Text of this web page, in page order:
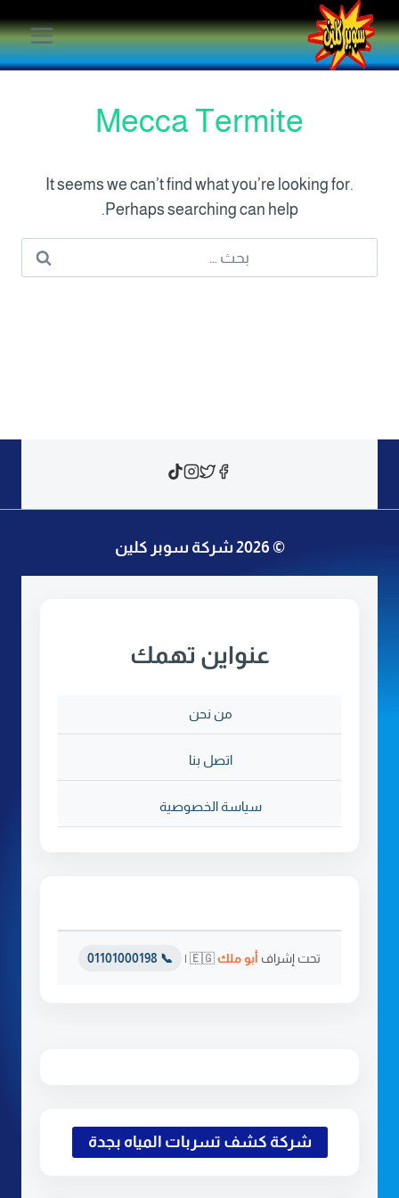
التجاوز
إلى
المحتوى
Mecca Termite
It seems we can’t find what you’re looking for.
Perhaps searching can help.
عن:
© 2026 شركة سوبر كلين
عنواين تهمك
من نحن
اتصل بنا
سياسة الخصوصية
تحت إشراف أبو ملك 📞 01101000198
شركة كشف تسربات المياه بجدة